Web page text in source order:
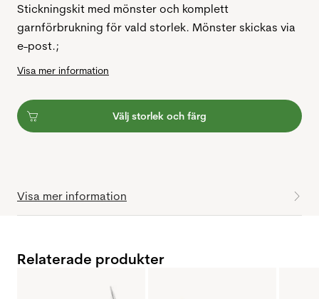
Stickningskit med mönster och komplett
garnförbrukning för vald storlek. Mönster skickas via
e-post.;
Visa mer information
Välj storlek och färg
Visa mer information
Relaterade produkter